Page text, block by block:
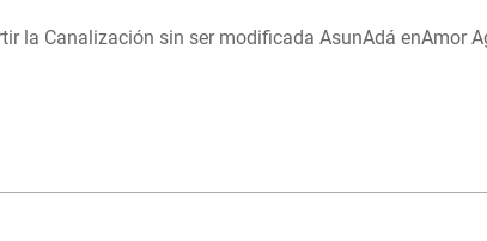
la Canalización sin ser modificada AsunAdá enAmor